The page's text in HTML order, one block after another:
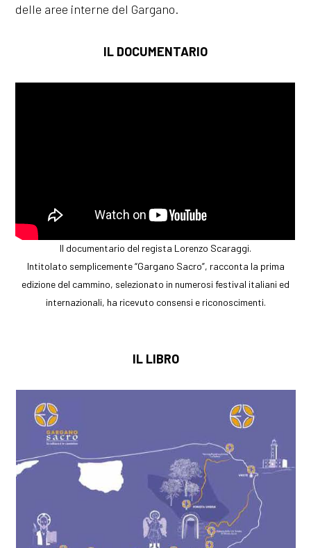
delle aree interne del Gargano.
IL DOCUMENTARIO
Il documentario del regista Lorenzo Scaraggi.
Intitolato semplicemente “Gargano Sacro”, racconta la prima
edizione del cammino, selezionato in numerosi festival italiani ed
internazionali, ha ricevuto consensi e riconoscimenti.
IL LIBRO